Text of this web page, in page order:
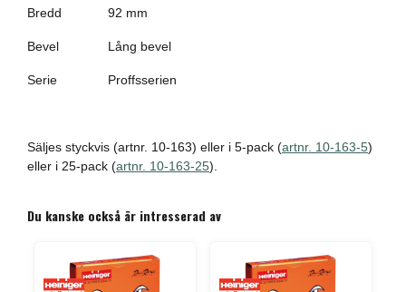
Bredd 92 mm
Bevel Lång bevel
Serie Proffsserien
Säljes styckvis (artnr. 10-163) eller i 5-pack (artnr. 10-163-5)
eller i 25-pack (artnr. 10-163-25).
Du kanske också är intresserad av